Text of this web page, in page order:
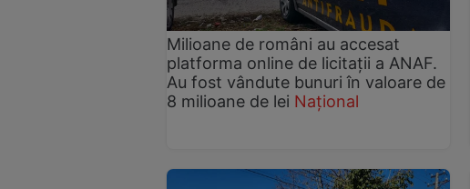
Milioane de români au accesat
platforma online de licitații a ANAF.
Au fost vândute bunuri în valoare de
8 milioane de lei Național